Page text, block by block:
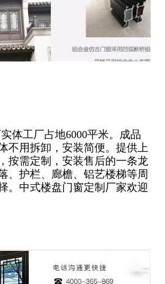
体工厂占地6000平米。成品
不用拆卸，安装简便。提供上
按需定制，安装售后的一条龙
、护栏、廊檐、铝艺楼梯等周
。中式楼盘门窗定制厂家欢迎